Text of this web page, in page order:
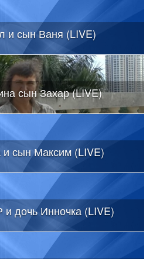
и сын Ваня (LIVE)
сын Захар (LIVE)
сын Максим (LIVE)
дочь Инночка (LIVE)